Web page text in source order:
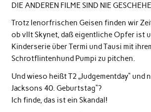
DIE ANDEREN FILME SIND NIE
Trotz lenorfrischen Geisen finden wir
ob vllt Skynet, daß eigentliche Opfer ist
Kinderserie über Termi und Tausi mit
Schrotflintenhund Pumpi zu pitchen.
Und wieso heißt T2 „Judgementday“ und
Jacksons 40. Geburtstag“?
Ich finde, das ist ein Skandal!